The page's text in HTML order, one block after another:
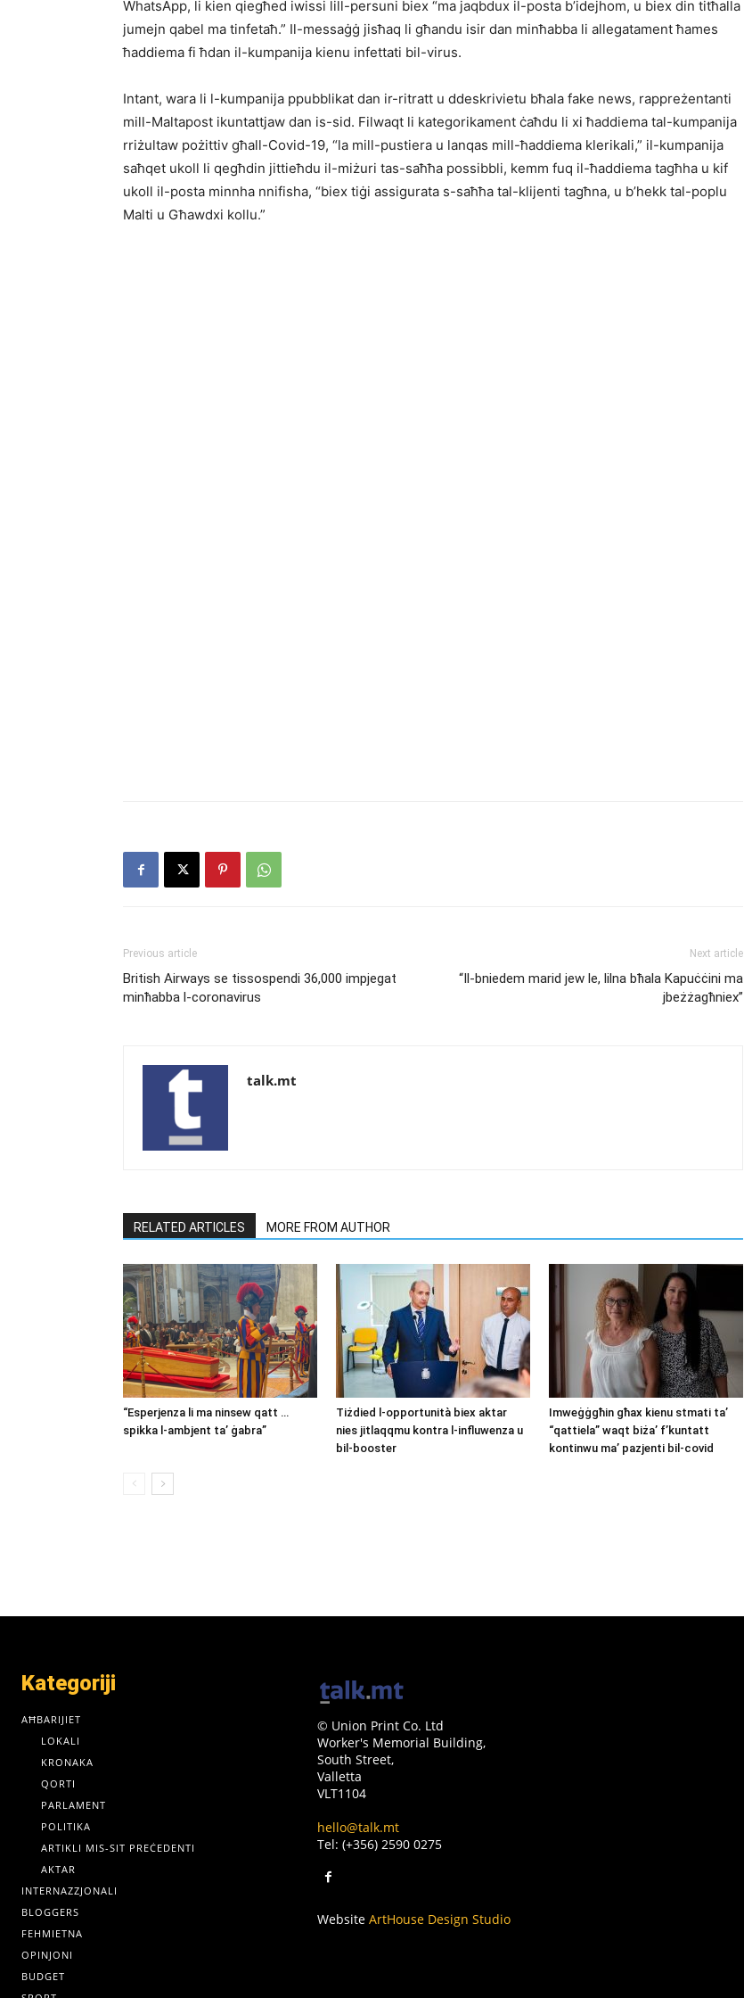
WhatsApp, li kien qiegħed iwissi lill-persuni biex “ma jaqbdux il-posta b’idejhom, u biex din titħalla
jumejn qabel ma tinfetaħ.” Il-messaġġ jisħaq li għandu isir dan minħabba li allegatament ħames
ħaddiema fi ħdan il-kumpanija kienu infettati bil-virus.
Intant, wara li l-kumpanija ppubblikat dan ir-ritratt u ddeskrivietu bħala fake news, rappreżentanti
mill-Maltapost ikuntattjaw dan is-sid. Filwaqt li kategorikament ċaħdu li xi ħaddiema tal-kumpanija
rriżultaw pożittiv għall-Covid-19, “la mill-pustiera u lanqas mill-ħaddiema klerikali,” il-kumpanija
saħqet ukoll li qegħdin jittieħdu il-miżuri tas-saħħa possibbli, kemm fuq il-ħaddiema tagħha u kif
ukoll il-posta minnha nnifisha, “biex tiġi assigurata s-saħħa tal-klijenti tagħna, u b’hekk tal-poplu
Malti u Għawdxi kollu.”
Previous article
British Airways se tissospendi 36,000 impjegat
minħabba l-coronavirus
Next article
“Il-bniedem marid jew le, lilna bħala Kapuċċini ma
jbeżżagħniex”
talk.mt
RELATED ARTICLES MORE FROM AUTHOR
“Esperjenza li ma ninsew qatt …
spikka l-ambjent ta’ ġabra”
Tiżdied l-opportunità biex aktar
nies jitlaqqmu kontra l-influwenza u
bil-booster
Imweġġgħin għax kienu stmati ta’
“qattiela” waqt biża’ f’kuntatt
kontinwu ma’ pazjenti bil-covid
Kategoriji
AĦBARIJIET
LOKALI
KRONAKA
QORTI
PARLAMENT
POLITIKA
ARTIKLI MIS-SIT PREĊEDENTI
AKTAR
INTERNAZZJONALI
BLOGGERS
FEHMIETNA
OPINJONI
BUDGET
© Union Print Co. Ltd
Worker's Memorial Building,
South Street,
Valletta
VLT1104
hello@talk.mt
Tel: (+356) 2590 0275
Website ArtHouse Design Studio